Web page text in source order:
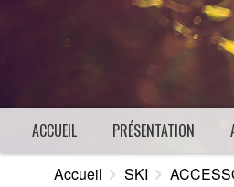
ACCUEIL PRÉSENTATION
Accueil SKI